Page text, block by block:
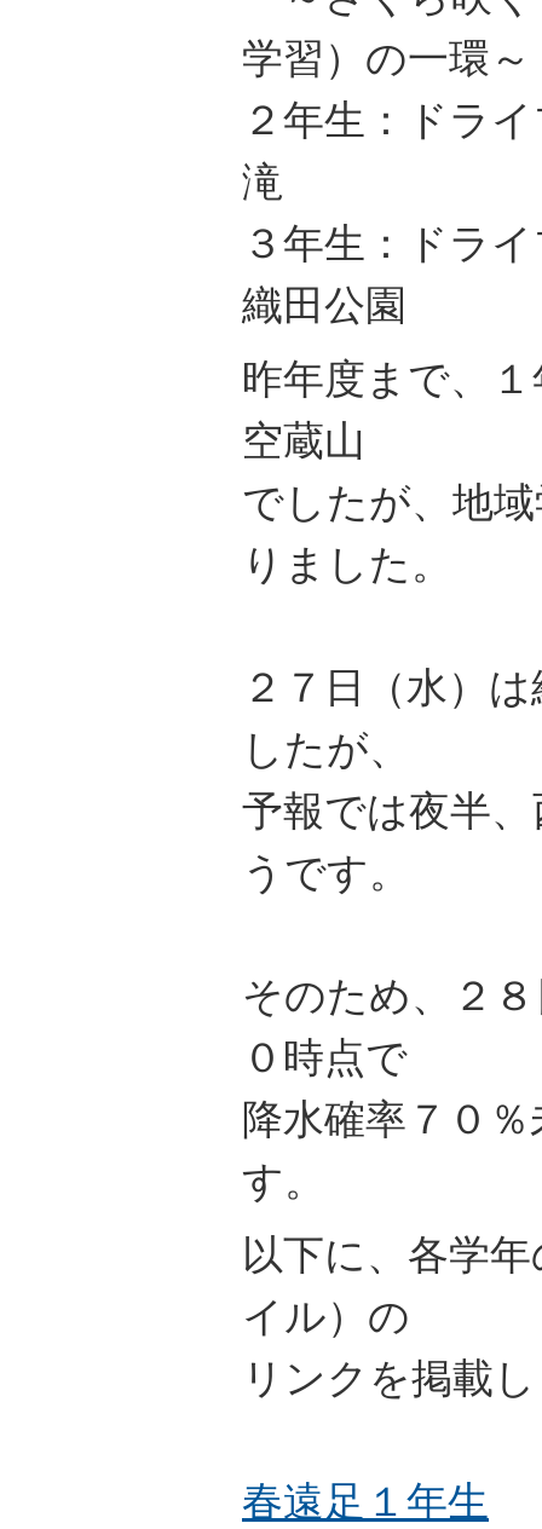
学習）の一環～
２年生：ドラ
滝
３年生：ドラ
織田公園
昨年度まで、
空蔵山
でしたが、地
りました。
２７日（水）
したが、
予報では夜半
うです。
そのため、２
０時点で
降水確率７０
す。
以下に、各学
イル）の
リンクを掲載
春遠足１年生